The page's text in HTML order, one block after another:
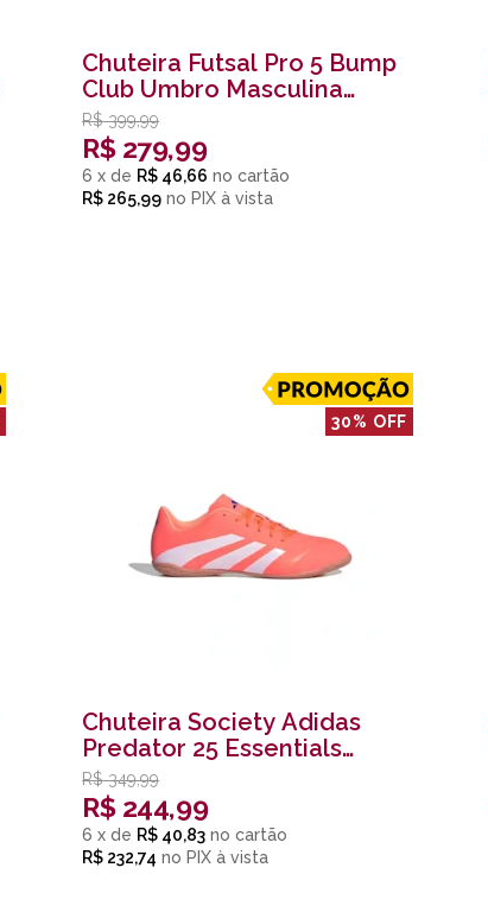
Chuteira Futsal Pro 5 Bump
Club Umbro Masculina
Preto e Laranja
R$ 399,99
R$ 279,99
6 x de R$ 46,66
R$ 265,99 no PIX
30% OFF
Chuteira Society Adidas
Predator 25 Essentials
Masculina Diversas
R$ 349,99
R$ 244,99
6 x de R$ 40,83
R$ 232,74 no PIX